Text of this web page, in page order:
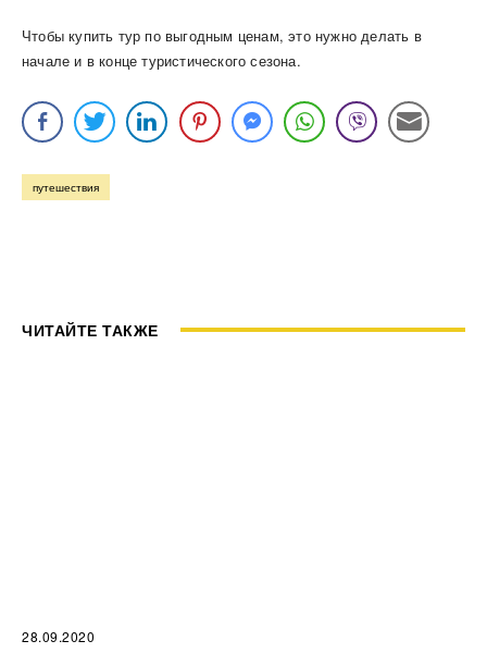
Чтобы купить тур по выгодным ценам, это нужно делать в
начале и в конце туристического сезона.
путешествия
ЧИТАЙТЕ ТАКЖЕ
28.09.2020